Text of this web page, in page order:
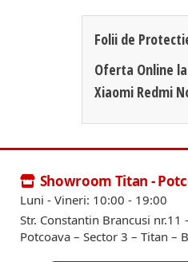
Folii de
Oferta Online
Xiaomi Redmi
Showroom Titan -
Luni - Vineri: 10:00 - 19:00
Str. Constantin Brancusi nr.11
Potcoava – Sector 3 – Titan –